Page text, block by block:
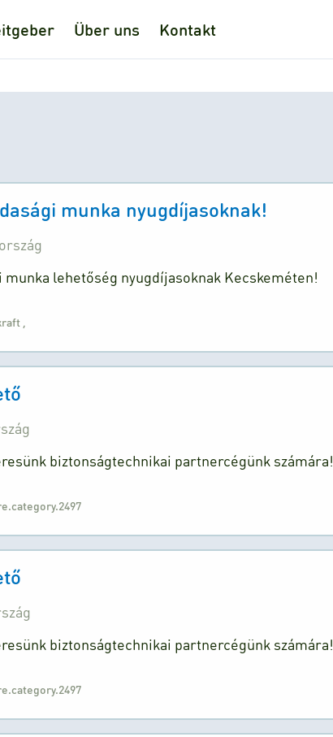
Über uns Kontakt
munka nyugdíjasoknak!
munka lehetőség nyugdíjasoknak Kecskeméten!
biztonságtechnikai partnercégünk számára!
biztonságtechnikai partnercégünk számára!